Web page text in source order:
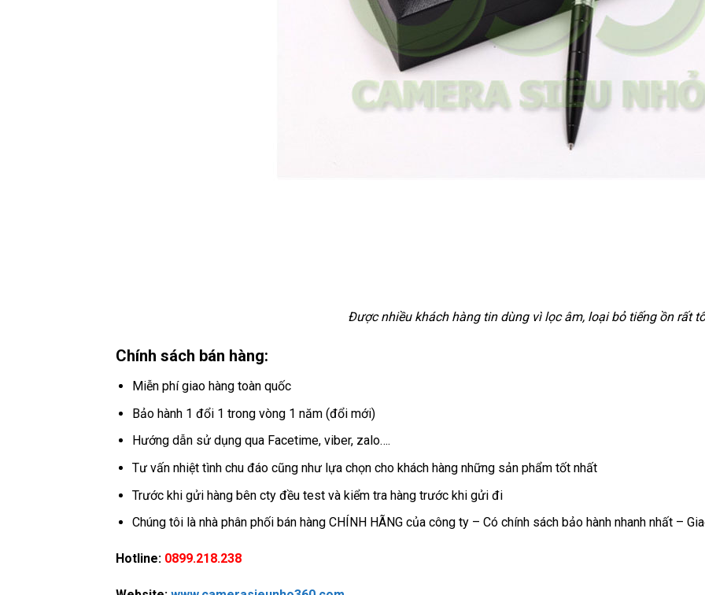
Được nhiều khách hàng tin dùng vì lọc âm, loại bỏ tiếng ồn rất
Chính sách bán hàng:
Miễn phí giao hàng toàn quốc
Bảo hành 1 đổi 1 trong vòng 1 năm (đổi mới)
Hướng dẫn sử dụng qua Facetime, viber, zalo….
Tư vấn nhiệt tình chu đáo cũng như lựa chọn cho khách hàng những sản phẩm tốt nhất
Trước khi gửi hàng bên cty đều test và kiểm tra hàng trước khi gửi đi
Chúng tôi là nhà phân phối bán hàng CHÍNH HÃNG của công ty – Có chính sách bảo hành nhanh nhất –
Hotline: 0899.218.238